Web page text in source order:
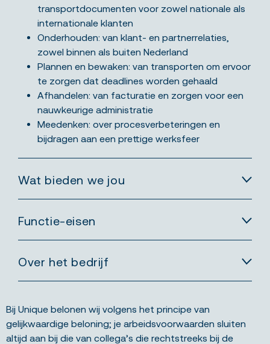
transportdocumenten voor zowel nationale als
internationale klanten
Onderhouden: van klant- en partnerrelaties,
zowel binnen als buiten Nederland
Plannen en bewaken: van transporten om ervoor
te zorgen dat deadlines worden gehaald
Afhandelen: van facturatie en zorgen voor een
nauwkeurige administratie
Meedenken: over procesverbeteringen en
bijdragen aan een prettige werksfeer
Wat bieden we jou
Functie-eisen
Over het bedrijf
Bij Unique belonen wij volgens het principe van
gelijkwaardige beloning; je arbeidsvoorwaarden sluiten
altijd aan bij die van collega’s die rechtstreeks bij de